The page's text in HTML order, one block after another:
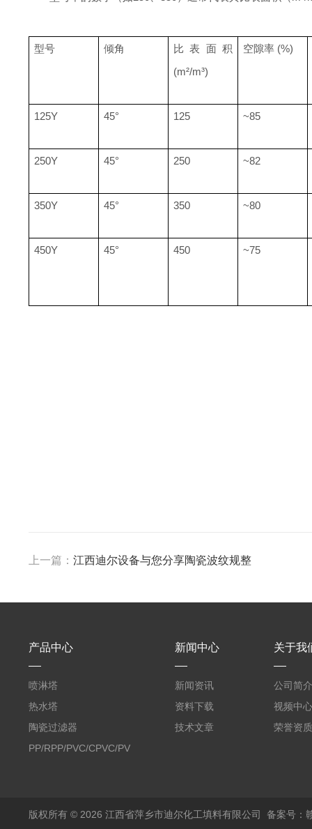
型号 倾角
比表面积
(m²/m³)
空隙率 (%)
125Y 45° 125 ~85
250Y 45° 250 ~82
350Y 45° 350 ~80
450Y 45° 450 ~75
上一篇： 江西迪尔设备与您分享陶瓷波纹规整
产品中心
喷淋塔
热水塔
陶瓷过滤器
PP/RPP/PVC/CPVC/PVDF
新闻中心
新闻资讯
资料下载
技术文章
关于我
公司简介
视频中心
荣誉资质
版权所有 © 2026 江西省萍乡市迪尔化工填料有限公司 备案号：